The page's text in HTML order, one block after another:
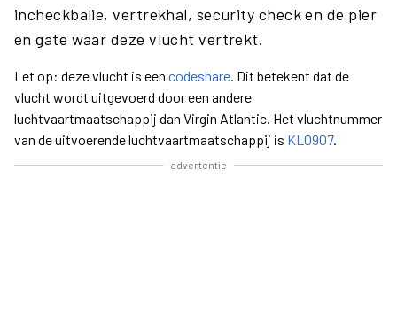
incheckbalie, vertrekhal, security check en de pier
en gate waar deze vlucht vertrekt.
Let op: deze vlucht is een codeshare. Dit betekent dat de
vlucht wordt uitgevoerd door een andere
luchtvaartmaatschappij dan Virgin Atlantic. Het vluchtnummer
van de uitvoerende luchtvaartmaatschappij is KL0907.
advertentie